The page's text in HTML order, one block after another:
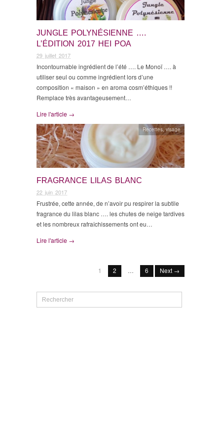
JUNGLE POLYNÉSIENNE ….
L’ÉDITION 2017 HEI POA
29 juillet 2017
Incontournable ingrédient de l’été …. Le Monoï …. à
utiliser seul ou comme ingrédient lors d’une
composition « maison » en aroma cosm’éthiques !!
Remplace très avantageusement…
Lire l'article →
FRAGRANCE LILAS BLANC
22 juin 2017
Recettes,visage
Frustrée, cette année, de n’avoir pu respirer la subtile
fragrance du lilas blanc …. les chutes de neige tardives
et les nombreux rafraîchissements ont eu…
Lire l'article →
1 2 … 6 Next →